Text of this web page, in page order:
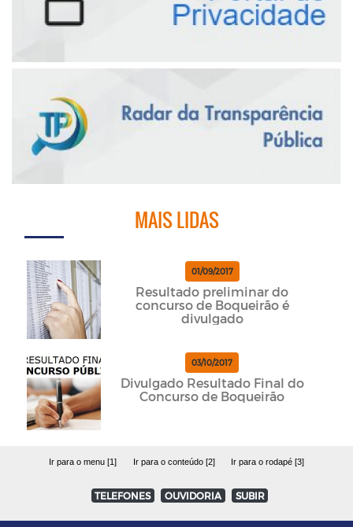
MAIS LIDAS
01/09/2017
Resultado preliminar do
concurso de Boqueirão é
divulgado
03/10/2017
Divulgado Resultado Final do
Concurso de Boqueirão
Ir para o menu [1] Ir para o conteúdo [2] Ir para o rodapé [3]
TELEFONES OUVIDORIA SUBIR